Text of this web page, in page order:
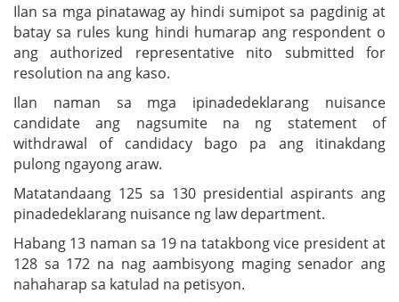
Ilan sa mga pinatawag ay hindi sumipot sa pagdinig at
batay sa rules kung hindi humarap ang respondent o
ang authorized representative nito submitted for
resolution na ang kaso.
Ilan naman sa mga ipinadedeklarang nuisance
candidate ang nagsumite na ng statement of
withdrawal of candidacy bago pa ang itinakdang
pulong ngayong araw.
Matatandaang 125 sa 130 presidential aspirants ang
pinadedeklarang nuisance ng law department.
Habang 13 naman sa 19 na tatakbong vice president at
128 sa 172 na nag aambisyong maging senador ang
nahaharap sa katulad na petisyon.